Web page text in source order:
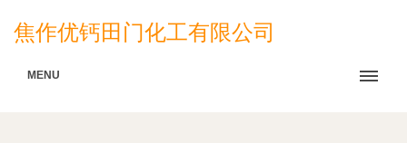
焦作优钙田门化工有限公司
MENU